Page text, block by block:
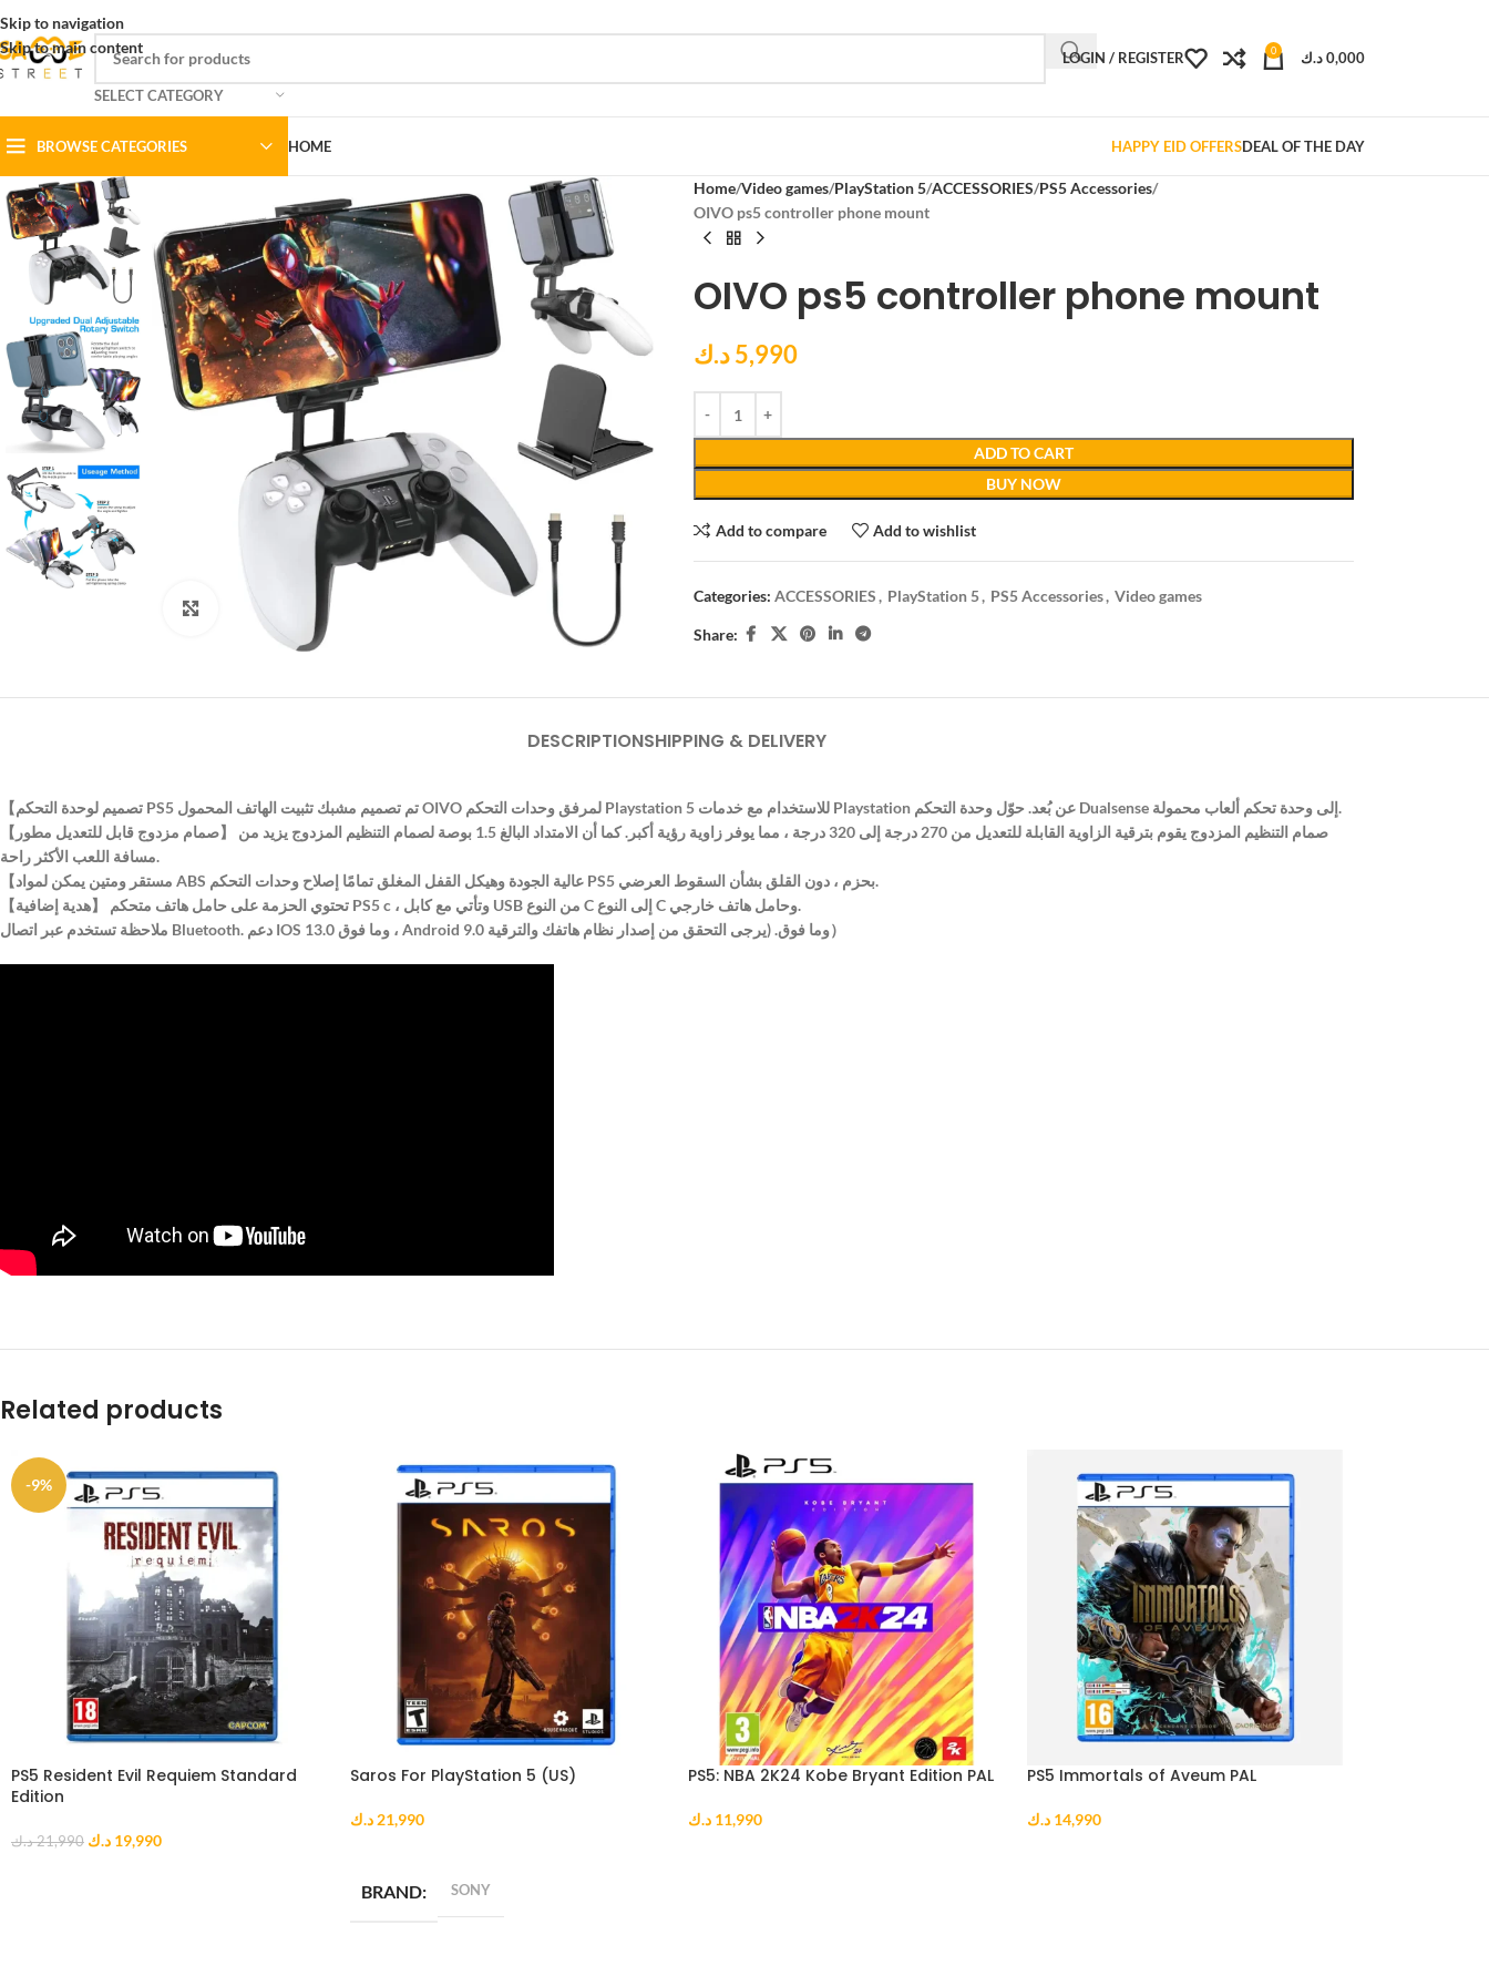
Skip to navigation
Skip to main content
SELECT CATEGORY
LOGIN / REGISTER 0 0,000د.ك
BROWSE CATEGORIES HOME HAPPY EID OFFERSDEAL OF THE DAY
Home Video games PlayStation 5 ACCESSORIES PS5 Accessories
OIVO ps5 controller phone mount
OIVO ps5 controller phone mount
5,990د.ك
ADD TO CART
BUY NOW
Add to compare Add to wishlist
Categories: ACCESSORIES, PlayStation 5, PS5 Accessories, Video games
Share:
DESCRIPTIONSHIPPING & DELIVERY
【تصميم لوحدة التحكم PS5 تم تصميم مشبك تثبيت الهاتف المحمول OIVO لمرفق وحدات التحكم Playstation 5 للاستخدام مع خدمات Playstation عن بُعد. حوّل وحدة التحكم Dualsense إلى وحدة تحكم ألعاب محمولة.
【صمام مزدوج قابل للتعديل مطور】 صمام التنظيم المزدوج يقوم بترقية الزاوية القابلة للتعديل من 270 درجة إلى 320 درجة ، مما يوفر زاوية رؤية أكبر. كما أن الامتداد البالغ 1.5 بوصة لصمام التنظيم المزدوج يزيد من
مسافة اللعب الأكثر راحة.
【مستقر ومتين يمكن لمواد ABS عالية الجودة وهيكل القفل المغلق تمامًا إصلاح وحدات التحكم PS5 بحزم ، دون القلق بشأن السقوط العرضي.
【هدية إضافية】 تحتوي الحزمة على حامل هاتف متحكم PS5 c ، وتأتي مع كابل USB من النوع C إلى النوع C وحامل هاتف خارجي.
ملاحظة تستخدم عبر اتصال Bluetooth. دعم IOS 13.0 وما فوق ، Android 9.0 وما فوق. (يرجى التحقق من إصدار نظام هاتفك والترقية）
Related products
-9%
PS5 Resident Evil Requiem Standard
Edition
21,990 د.ك 19,990 د.ك
Saros For PlayStation 5 (US)
21,990 د.ك
BRAND SONY
PS5: NBA 2K24 Kobe Bryant Edition PAL
11,990 د.ك
PS5 Immortals of Aveum PAL
14,990 د.ك